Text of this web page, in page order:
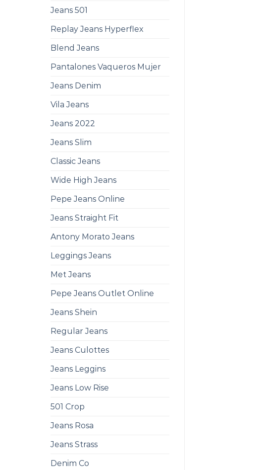
Jeans 501
Replay Jeans Hyperflex
Blend Jeans
Pantalones Vaqueros Mujer
Jeans Denim
Vila Jeans
Jeans 2022
Jeans Slim
Classic Jeans
Wide High Jeans
Pepe Jeans Online
Jeans Straight Fit
Antony Morato Jeans
Leggings Jeans
Met Jeans
Pepe Jeans Outlet Online
Jeans Shein
Regular Jeans
Jeans Culottes
Jeans Leggins
Jeans Low Rise
501 Crop
Jeans Rosa
Jeans Strass
Denim Co